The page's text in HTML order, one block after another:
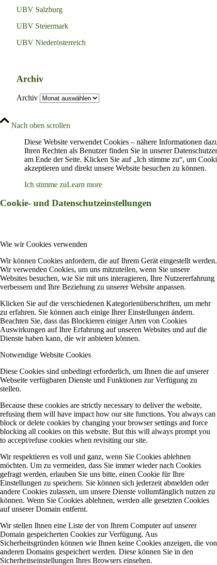
UBV Salzburg
UBV Steiermark
UBV Niederösterreich
Archiv
Archiv
Nach oben scrollen
Diese Website verwendet Cookies – nähere Informationen
Ihren Rechten als Benutzer finden Sie in unserer
am Ende der Seite. Klicken Sie auf „Ich stimme zu“, um
akzeptieren und direkt unsere Website besuchen zu können.
Ich stimme zuLearn more
Cookie- und Datenschutzeinstellungen
Wie wir Cookies verwenden
Wir können Cookies anfordern, die auf Ihrem Gerät eingestellt werden.
Wir verwenden Cookies, um uns mitzuteilen, wenn Sie unsere
Websites besuchen, wie Sie mit uns interagieren, Ihre Nutzererfahrung
verbessern und Ihre Beziehung zu unserer Website anpassen.
Klicken Sie auf die verschiedenen Kategorienüberschriften, um mehr
zu erfahren. Sie können auch einige Ihrer Einstellungen ändern.
Beachten Sie, dass das Blockieren einiger Arten von Cookies
Auswirkungen auf Ihre Erfahrung auf unseren Websites und auf die
Dienste haben kann, die wir anbieten können.
Notwendige Website Cookies
Diese Cookies sind unbedingt erforderlich, um Ihnen die auf unserer
Webseite verfügbaren Dienste und Funktionen zur Verfügung zu
stellen.
Because these cookies are strictly necessary to deliver the website,
refusing them will have impact how our site functions. You always can
block or delete cookies by changing your browser settings and force
blocking all cookies on this website. But this will always prompt you
to accept/refuse cookies when revisiting our site.
Wir respektieren es voll und ganz, wenn Sie Cookies ablehnen
möchten. Um zu vermeiden, dass Sie immer wieder nach Cookies
gefragt werden, erlauben Sie uns bitte, einen Cookie für Ihre
Einstellungen zu speichern. Sie können sich jederzeit abmelden oder
andere Cookies zulassen, um unsere Dienste vollumfänglich nutzen zu
können. Wenn Sie Cookies ablehnen, werden alle gesetzten Cookies
auf unserer Domain entfernt.
Wir stellen Ihnen eine Liste der von Ihrem Computer auf unserer
Domain gespeicherten Cookies zur Verfügung. Aus
Sicherheitsgründen können wie Ihnen keine Cookies anzeigen, die von
anderen Domains gespeichert werden. Diese können Sie in den
Sicherheitseinstellungen Ihres Browsers einsehen.